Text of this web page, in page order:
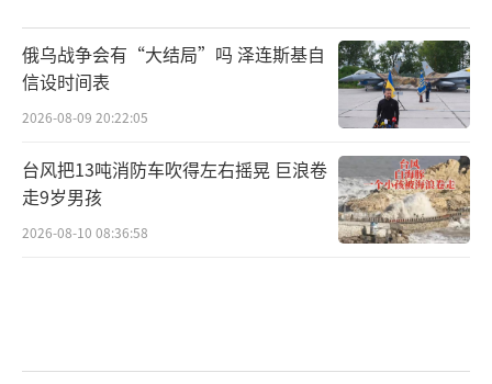
俄乌战争会有“大结局”吗 泽连斯基自
信设时间表
2026-08-09 20:22:05
台风把13吨消防车吹得左右摇晃 巨浪卷
走9岁男孩
2026-08-10 08:36:58